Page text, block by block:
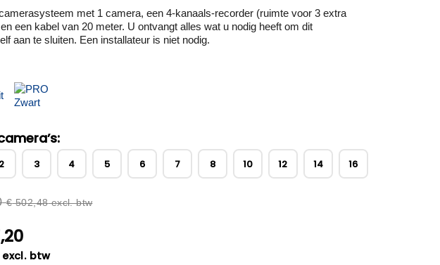
met 1 camera, een 4-kanaals-recorder (ruimte voor 3 extra
een kabel van 20 meter. U ontvangt alles wat u nodig heeft om dit
aan te sluiten. Een installateur is niet nodig.
2 3 4 5 6 7 8 10 12 14 16
€502,48excl. btw
excl. btw